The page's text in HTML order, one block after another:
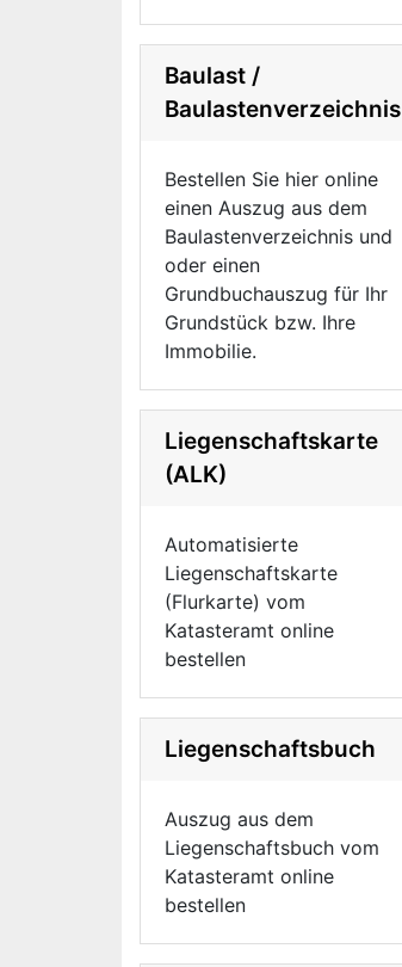
Baulast /
Baulastenverzeichnis
Bestellen Sie hier online
einen Auszug aus dem
Baulastenverzeichnis und
oder einen
Grundbuchauszug für Ihr
Grundstück bzw. Ihre
Immobilie.
Liegenschaftskarte
(ALK)
Automatisierte
Liegenschaftskarte
(Flurkarte) vom
Katasteramt online
bestellen
Liegenschaftsbuch
Auszug aus dem
Liegenschaftsbuch vom
Katasteramt online
bestellen